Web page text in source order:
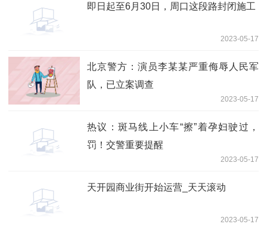
即日起至6月30日，周口这段路封闭施工
2023-05-17
北京警方：演员李某某严重侮辱人民军
队，已立案调查
2023-05-17
热议：斑马线上小车“擦”着孕妇驶过，
罚！交警重要提醒
2023-05-17
天开园商业街开始运营_天天滚动
2023-05-17